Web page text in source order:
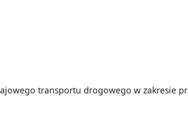
transportu drogowego w zakresie